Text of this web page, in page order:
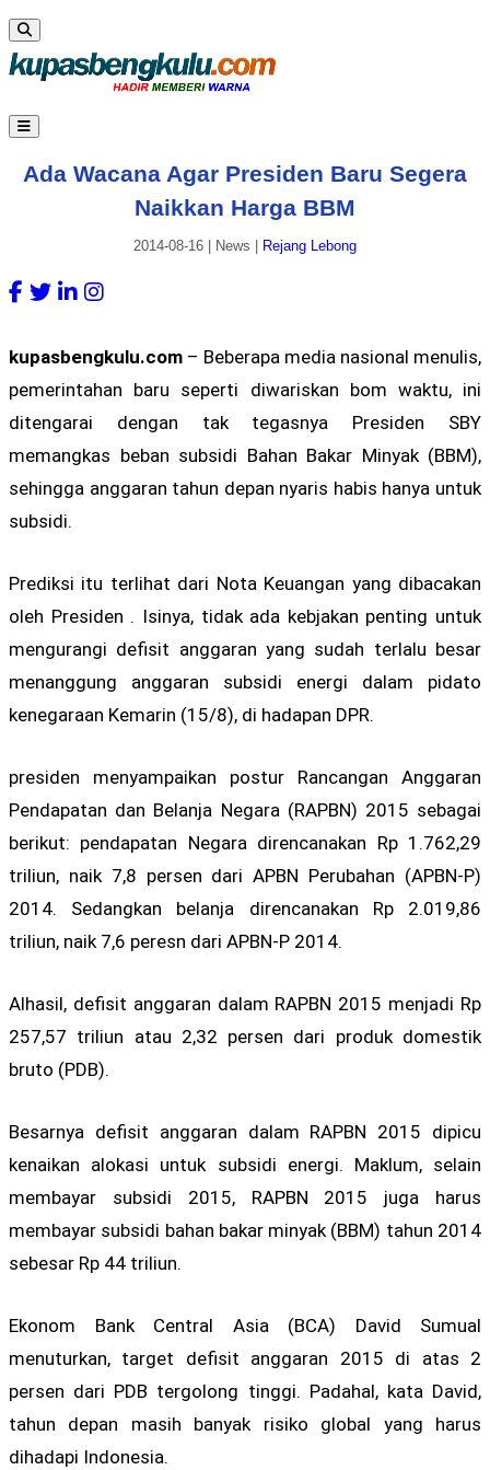
Ada Wacana Agar Presiden Baru Segera
Naikkan Harga BBM
2014-08-16 News Rejang Lebong
kupasbengkulu.com – Beberapa media nasional menulis,
pemerintahan baru seperti diwariskan bom waktu, ini
ditengarai dengan tak tegasnya Presiden SBY
memangkas beban subsidi Bahan Bakar Minyak (BBM),
sehingga anggaran tahun depan nyaris habis hanya untuk
subsidi.
Prediksi itu terlihat dari Nota Keuangan yang dibacakan
oleh Presiden . Isinya, tidak ada kebjakan penting untuk
mengurangi defisit anggaran yang sudah terlalu besar
menanggung anggaran subsidi energi dalam pidato
kenegaraan Kemarin (15/8), di hadapan DPR.
presiden menyampaikan postur Rancangan Anggaran
Pendapatan dan Belanja Negara (RAPBN) 2015 sebagai
berikut: pendapatan Negara direncanakan Rp 1.762,29
triliun, naik 7,8 persen dari APBN Perubahan (APBN-P)
2014. Sedangkan belanja direncanakan Rp 2.019,86
triliun, naik 7,6 peresn dari APBN-P 2014.
Alhasil, defisit anggaran dalam RAPBN 2015 menjadi Rp
257,57 triliun atau 2,32 persen dari produk domestik
bruto (PDB).
Besarnya defisit anggaran dalam RAPBN 2015 dipicu
kenaikan alokasi untuk subsidi energi. Maklum, selain
membayar subsidi 2015, RAPBN 2015 juga harus
membayar subsidi bahan bakar minyak (BBM) tahun 2014
sebesar Rp 44 triliun.
Ekonom Bank Central Asia (BCA) David Sumual
menuturkan, target defisit anggaran 2015 di atas 2
persen dari PDB tergolong tinggi. Padahal, kata David,
tahun depan masih banyak risiko global yang harus
dihadapi Indonesia.